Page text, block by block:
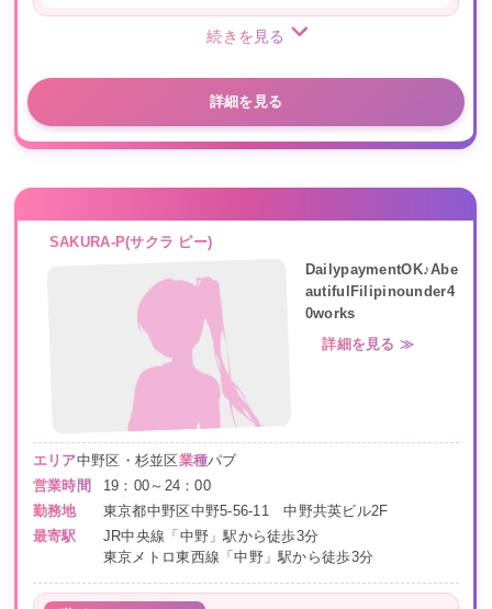
続きを見る
詳細を見る
SAKURA-P(サクラ ピー)
DailypaymentOK♪Abe
autifulFilipinounder4
0works
詳細を見る ≫
エリア中野区・杉並区業種パブ
営業時間
19：00～24：00
勤務地
東京都中野区中野5-56-11 中野共英ビル2F
最寄駅
JR中央線「中野」駅から徒歩3分
東京メトロ東西線「中野」駅から徒歩3分